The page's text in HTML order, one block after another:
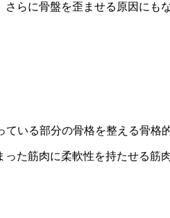
らに骨盤を歪ませる原因にもな
ている部分の骨格を整える骨格
た筋肉に柔軟性を持たせる筋